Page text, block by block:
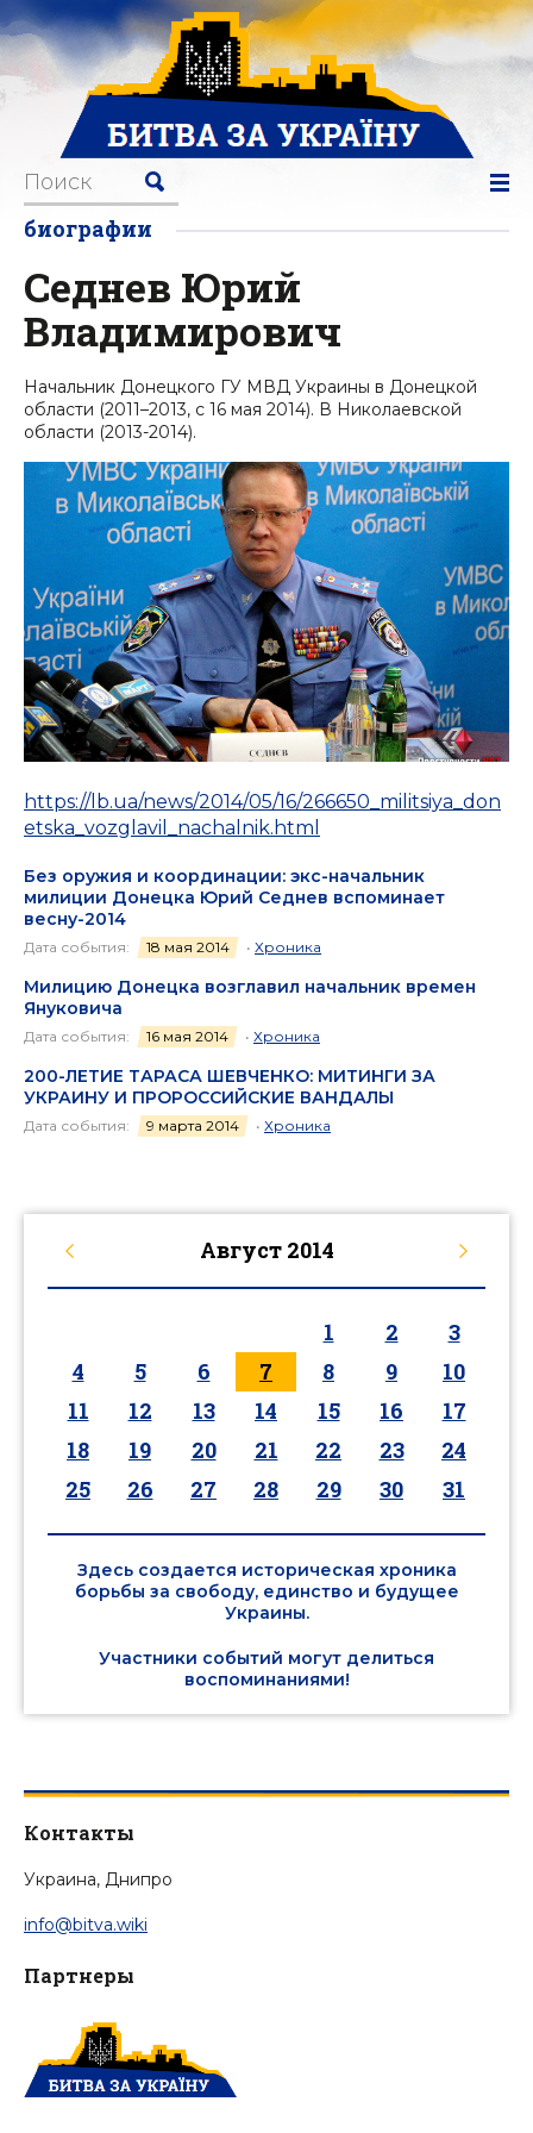
биографии
Седнев Юрий
Владимирович
Начальник Донецкого ГУ МВД Украины в Донецкой
области (2011–2013, с 16 мая 2014). В Николаевской
области (2013-2014).
https://lb.ua/news/2014/05/16/266650_militsiya_don
etska_vozglavil_nachalnik.html
Без оружия и координации: экс-начальник
милиции Донецка Юрий Седнев вспоминает
весну-2014
Дата события: 18 мая 2014 • Хроника
Милицию Донецка возглавил начальник времен
Януковича
Дата события: 16 мая 2014 • Хроника
200-ЛЕТИЕ ТАРАСА ШЕВЧЕНКО: МИТИНГИ ЗА
УКРАИНУ И ПРОРОССИЙСКИЕ ВАНДАЛЫ
Дата события: 9 марта 2014 • Хроника
Август 2014
1 2
3
4
5 6 7 8 9
10
11
12 13 14 15 16
17
18
19 20 21 22 23
24
25
26 27 28 29 30 31
Здесь создается историческая хроника
борьбы за свободу, единство и будущее
Украины.
Участники событий могут делиться
воспоминаниями!
Контакты
Украина, Днипро
info@bitva.wiki
Партнеры